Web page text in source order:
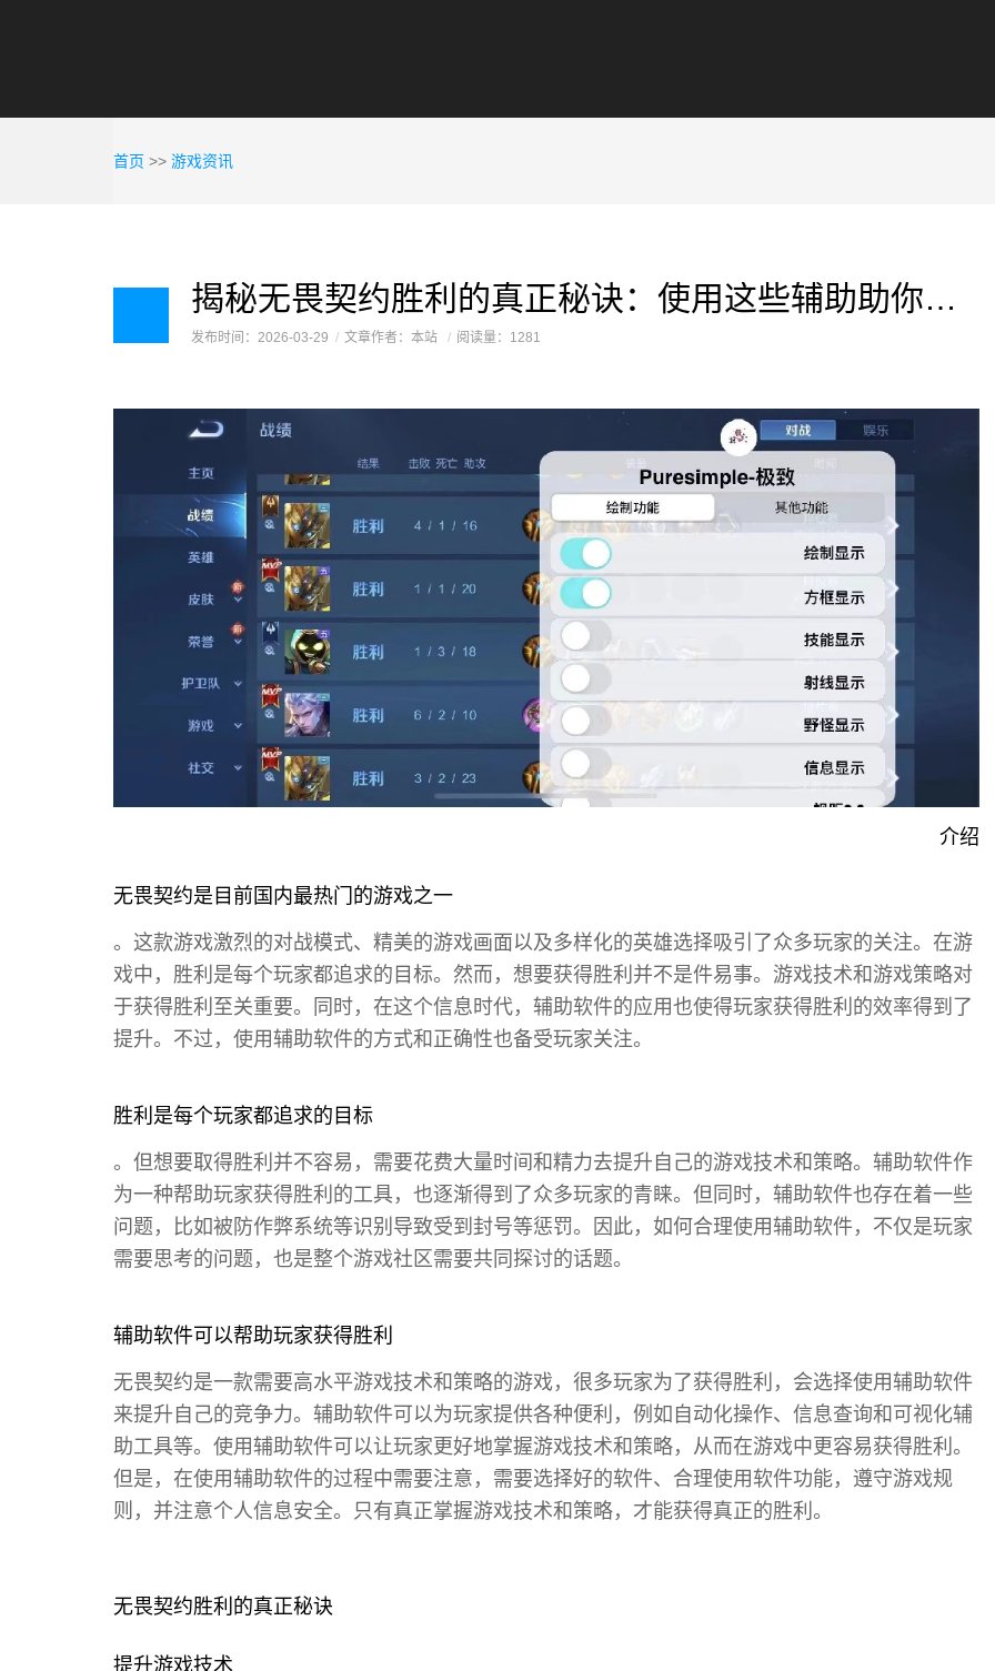
首页 >> 游戏资讯
揭秘无畏契约胜利的真正秘诀：使用这些辅助助你一臂之力
发布时间：2026-03-29 文章作者：本站 阅读量：1281
介绍
无畏契约是目前国内最热门的游戏之一
。这款游戏激烈的对战模式、精美的游戏画面以及多样化的英雄选择吸引了众多玩家的关注。在游
戏中，胜利是每个玩家都追求的目标。然而，想要获得胜利并不是件易事。游戏技术和游戏策略对
于获得胜利至关重要。同时，在这个信息时代，辅助软件的应用也使得玩家获得胜利的效率得到了
提升。不过，使用辅助软件的方式和正确性也备受玩家关注。
胜利是每个玩家都追求的目标
。但想要取得胜利并不容易，需要花费大量时间和精力去提升自己的游戏技术和策略。辅助软件作
为一种帮助玩家获得胜利的工具，也逐渐得到了众多玩家的青睐。但同时，辅助软件也存在着一些
问题，比如被防作弊系统等识别导致受到封号等惩罚。因此，如何合理使用辅助软件，不仅是玩家
需要思考的问题，也是整个游戏社区需要共同探讨的话题。
辅助软件可以帮助玩家获得胜利
无畏契约是一款需要高水平游戏技术和策略的游戏，很多玩家为了获得胜利，会选择使用辅助软件
来提升自己的竞争力。辅助软件可以为玩家提供各种便利，例如自动化操作、信息查询和可视化辅
助工具等。使用辅助软件可以让玩家更好地掌握游戏技术和策略，从而在游戏中更容易获得胜利。
但是，在使用辅助软件的过程中需要注意，需要选择好的软件、合理使用软件功能，遵守游戏规
则，并注意个人信息安全。只有真正掌握游戏技术和策略，才能获得真正的胜利。
无畏契约胜利的真正秘诀
提升游戏技术